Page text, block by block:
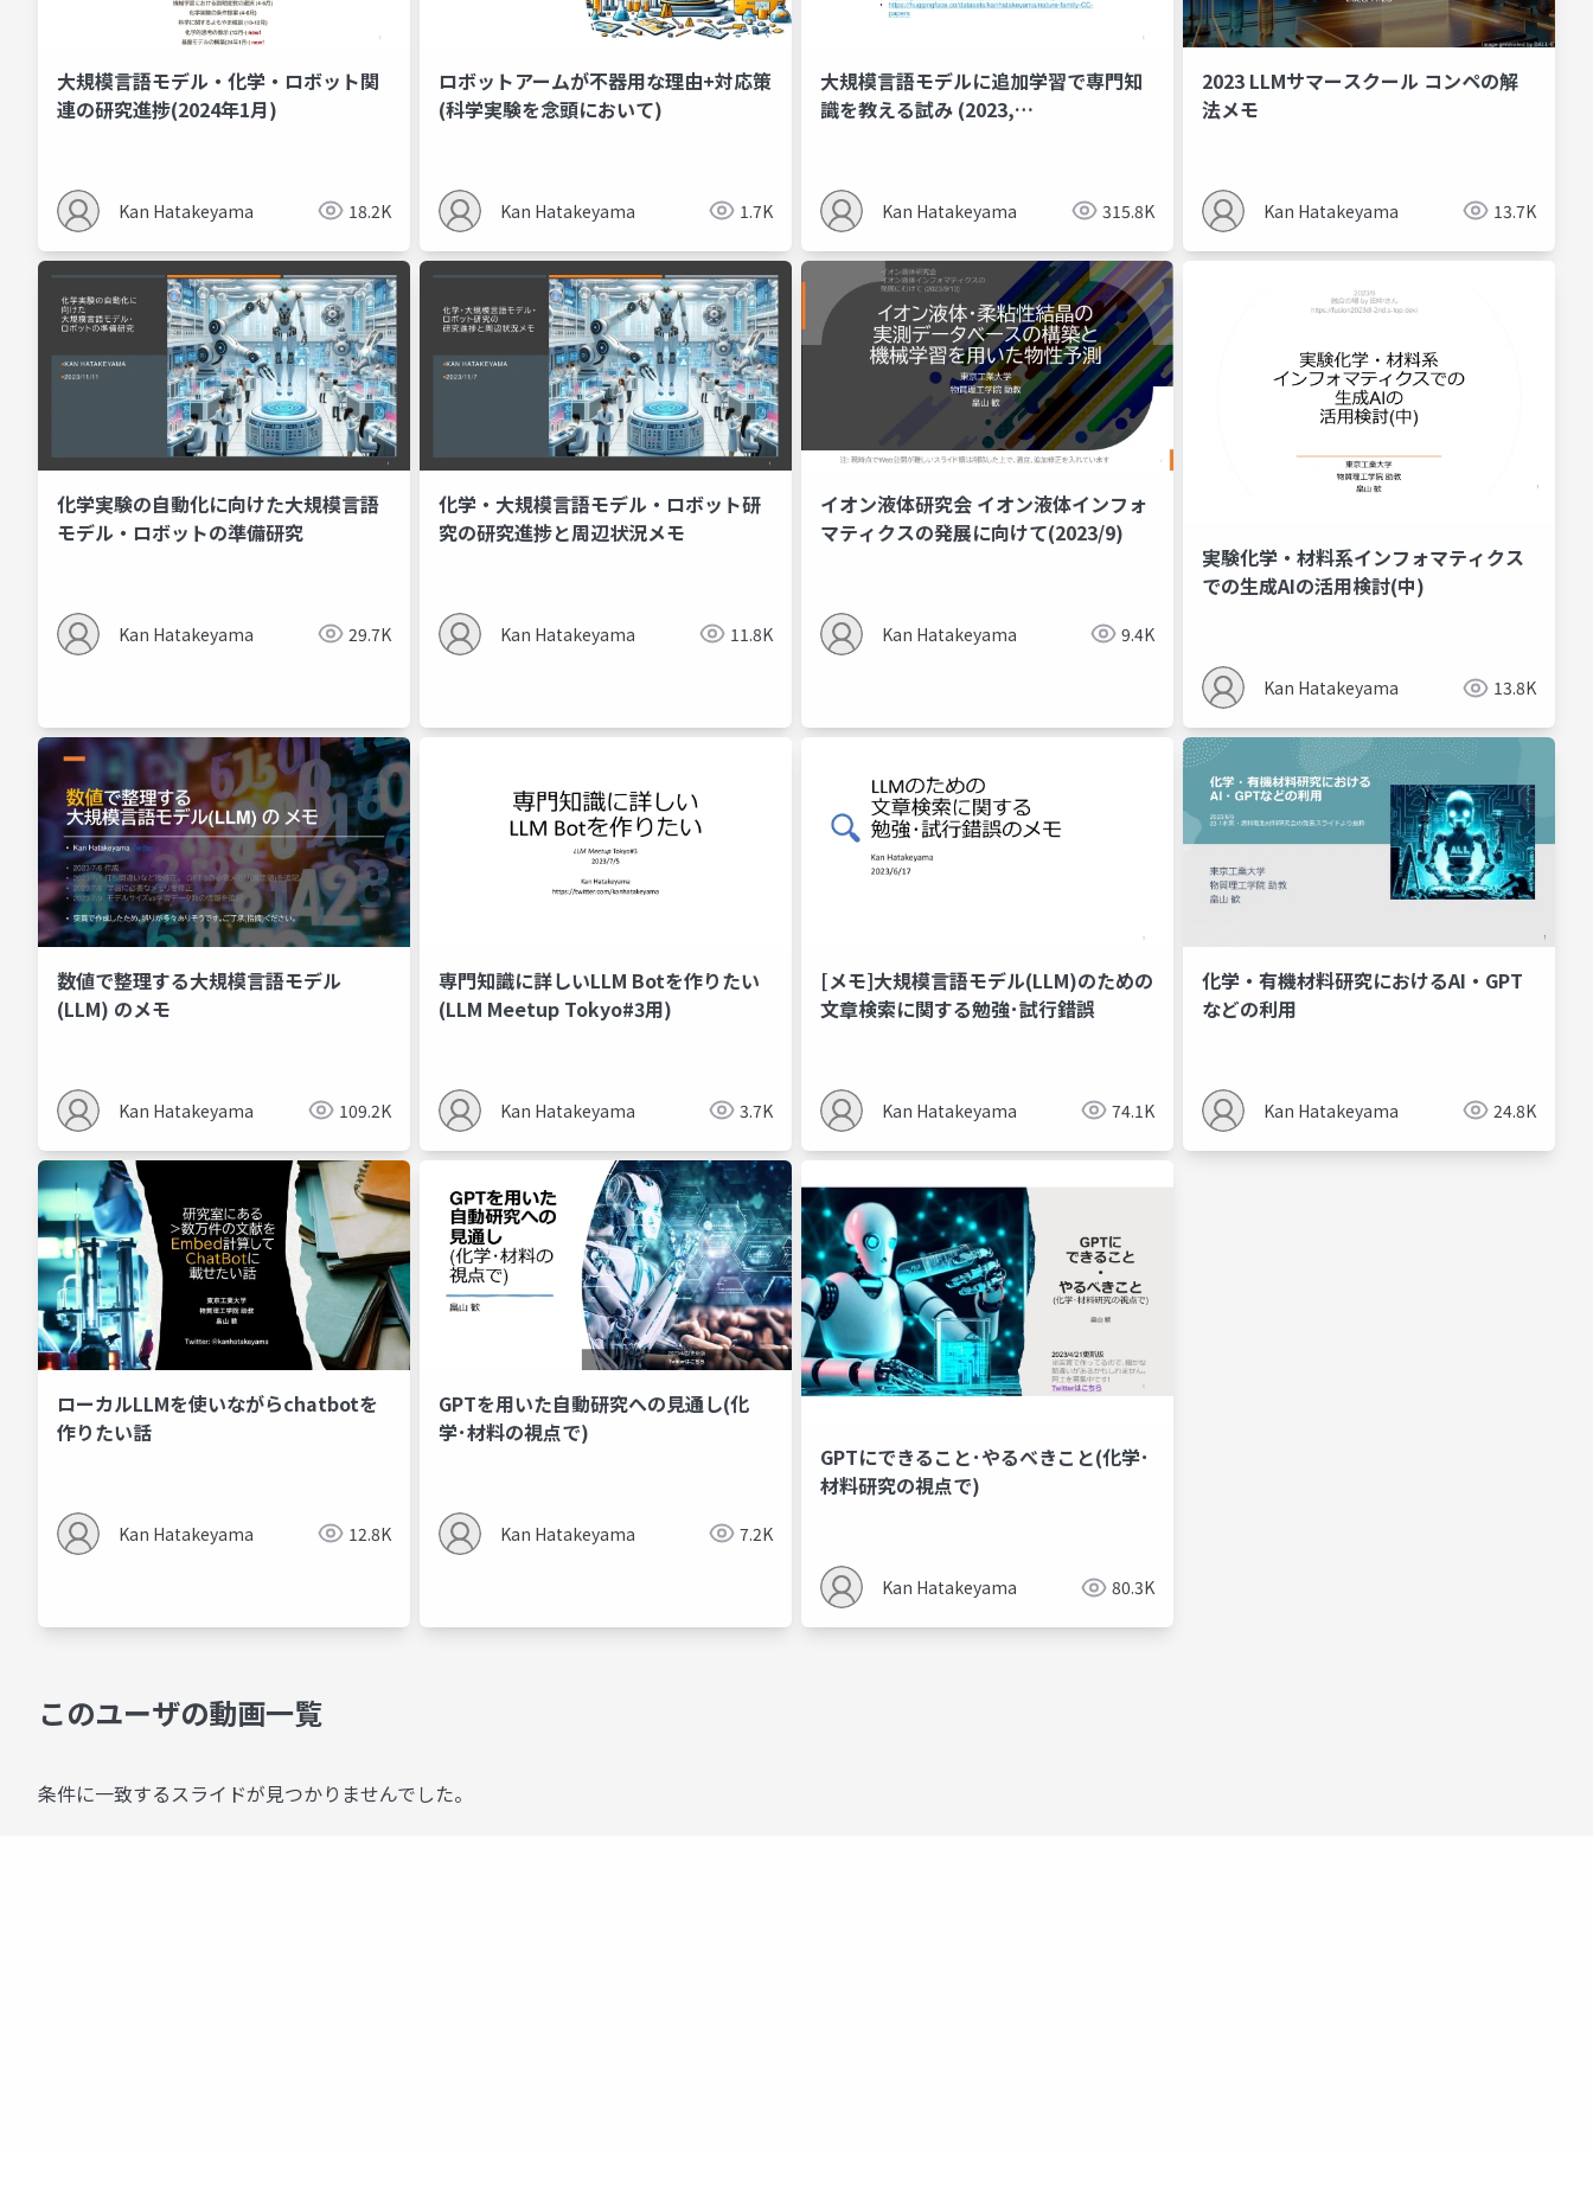
大規模言語モデル・化学・ロボット関
連の研究進捗(2024年1月)
Kan Hatakeyama 18.2K
ロボットアームが不器用な理由+対応策
(科学実験を念頭において)
Kan Hatakeyama 1.7K
大規模言語モデルに追加学習で専門知
識を教える試み (2023,
Kan Hatakeyama 315.8K
2023 LLMサマースクール コンペの解
法メモ
Kan Hatakeyama 13.7K
化学実験の自動化に向けた大規模言語
モデル・ロボットの準備研究
Kan Hatakeyama 29.7K
化学・大規模言語モデル・ロボット研
究の研究進捗と周辺状況メモ
Kan Hatakeyama 11.8K
イオン液体研究会 イオン液体インフォ
マティクスの発展に向けて(2023/9)
Kan Hatakeyama 9.4K
実験化学・材料系インフォマティクス
での生成AIの活用検討(中)
Kan Hatakeyama 13.8K
数値で整理する大規模言語モデル
(LLM) のメモ
Kan Hatakeyama 109.2K
専門知識に詳しいLLM Botを作りたい
(LLM Meetup Tokyo#3用)
Kan Hatakeyama 3.7K
[メモ]大規模言語モデル(LLM)のための
文章検索に関する勉強･試行錯誤
Kan Hatakeyama 74.1K
化学・有機材料研究におけるAI・GPT
などの利用
Kan Hatakeyama 24.8K
ローカルLLMを使いながらchatbotを
作りたい話
Kan Hatakeyama 12.8K
GPTを用いた自動研究への見通し(化
学･材料の視点で)
Kan Hatakeyama 7.2K
GPTにできること･やるべきこと(化学･
材料研究の視点で)
Kan Hatakeyama 80.3K
このユーザの動画一覧
条件に一致するスライドが見つかりませんでした。